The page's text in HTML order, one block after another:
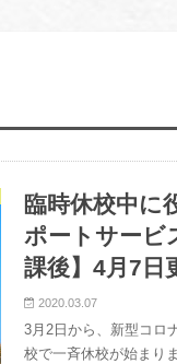
臨時休校中に
ポートサービ
課後】4月7日
2020.03.07
3月2日から、新型コロ
校で一斉休校が始まり